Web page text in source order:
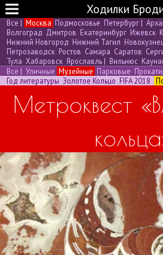
Ходилки
Все | Москва Подмосковье Петербург |
Волгоград Дмитров Екатеринбург Ижевск
Нижний Новгород Нижний Тагил
Петрозаводск Ростов Самара Саратов
Тула Хабаровск Ярославль | Вильнюс
Все | Уличные Музейные Парковые
Год литературы Золотое Кольцо FIFA 2018
Метроквест